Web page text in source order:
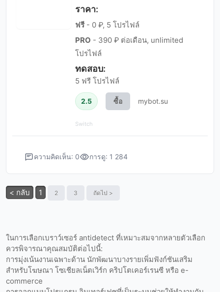
ราคา:
ฟรี- 0 ₽, 5 โปรไฟล์
PRO - 390 ₽ ต่อเดือน, unlimited
โปรไฟล์
ทดสอบ:
5 ฟรี โปรไฟล์
2.5 ซื้อ mybot.su
Switch
ความคิดเห็น: 0 การดู: 1 284
< กลับ 1 2 3 ถัดไป >
ในการเลือกเบราว์เซอร์ antidetect ที่เหมาะสมจากหลายตัวเลือก
ควรพิจารณาคุณสมบัติต่อไปนี้:
การมุ่งเน้นงานเฉพาะด้าน นักพัฒนาบางรายเพิ่มฟังก์ชันเสริม
สำหรับโฆษณา โซเชียลเน็ตเวิร์ก คริปโตเคอร์เรนซี หรือ e-
commerce